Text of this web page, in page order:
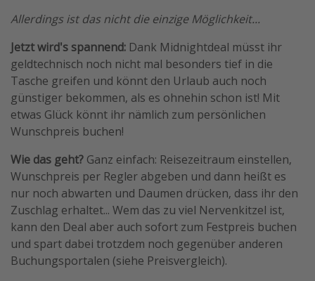
Familienurlaub in der Türkei
Bahnreisen in der Schweiz
Reisepassfreie Reiseziele
Travel Know How
Silvesterreisen
Last Minute Urlaub Deutschland
Allerdings ist das nicht die einzige Möglichkeit...
Jetzt wird's spannend: Dank Midnightdeal müsst ihr
geldtechnisch noch nicht mal besonders tief in die
Tasche greifen und könnt den Urlaub auch noch
günstiger bekommen, als es ohnehin schon ist! Mit
etwas Glück könnt ihr nämlich zum persönlichen
Wunschpreis buchen!
Wie das geht? Ganz einfach: Reisezeitraum einstellen,
Wunschpreis per Regler abgeben und dann heißt es
nur noch abwarten und Daumen drücken, dass ihr den
Zuschlag erhaltet... Wem das zu viel Nervenkitzel ist,
kann den Deal aber auch sofort zum Festpreis buchen
und spart dabei trotzdem noch gegenüber anderen
Buchungsportalen (siehe Preisvergleich).